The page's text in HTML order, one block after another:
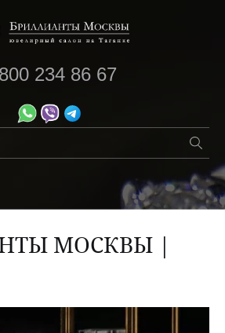
234 86 67
МОСКВЫ |